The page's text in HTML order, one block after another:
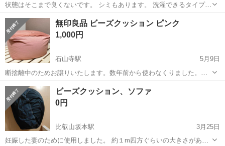
状態はそこまで良くないです。 シミもあります。 洗濯できるタイプな
ので洗ったら綺麗になるとは思いますが、ご自身で判断お願いします
滋賀 守山市 守山駅 ソファ
無印良品 ビーズクッション ピンク
1,000円
石山寺駅
5月9日
断捨離中のためお譲りいたします。数年前から使わなくりました。ま
だへたってはいないと思いますが、画像をご確認ください。 早目の取
引希望です。 【商品状態】 ・カバーに色あせ、中にシミがあります。
・カバーは洗濯済みです。 ・...
滋賀 大津市 石山寺駅
ビーズクッション、ソファ
0円
比叡山坂本駅
3月25日
妊娠した妻のために使用しました。 約１m四方ぐらいの大きさがあり